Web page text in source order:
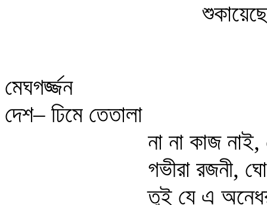
মেঘগর্জ্জন
দেশ– ঢিমে তেতালা
না না কাজ নাই,
গভীরা রজনী,
তুই যে এ